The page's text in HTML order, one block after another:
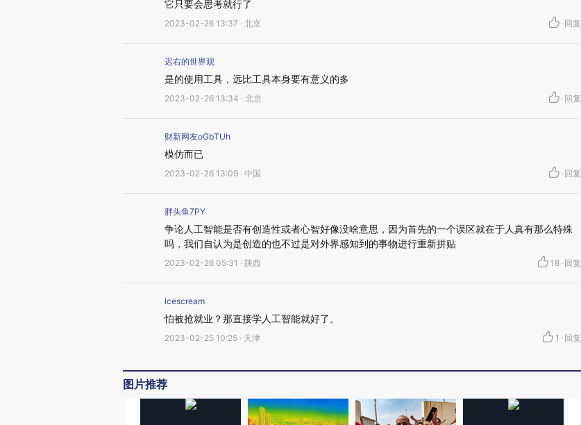
它只要会思考就行了
2023-02-26 13:37 · 北京 · 回复
迟右的世界观
是的使用工具，远比工具本身要有意义的多
2023-02-26 13:34 · 北京 · 回复
财新网友oGbTUh
模仿而已
2023-02-26 13:09 · 中国 · 回复
胖头鱼7PY
争论人工智能是否有创造性或者心智好像没啥意思，因为首先的一个误区就在于人真有那么特殊
吗，我们自认为是创造的也不过是对外界感知到的事物进行重新拼贴
2023-02-26 05:31 · 陕西 18 · 回复
Icescream
怕被抢就业？那直接学人工智能就好了。
2023-02-25 10:25 · 天津 1 · 回复
图片推荐